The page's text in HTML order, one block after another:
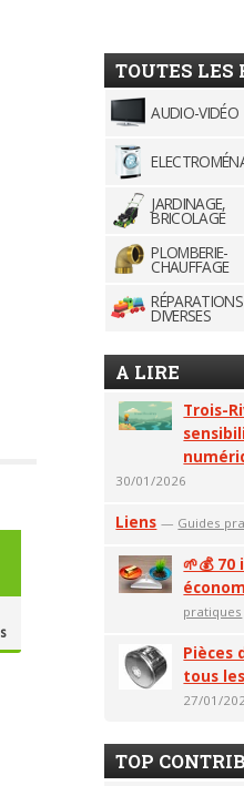
TOUTES LES
AUDIO-VIDÉO
JARDINAGE,
BRICOLAGE
PLOMBERIE-
CHAUFFAGE
RÉPARATIONS
DIVERSES
A LIRE
Trois-
30/01/2026
Liens — Guides
🌱💰
pratiques
Pièces
tous
27/01/
TOP